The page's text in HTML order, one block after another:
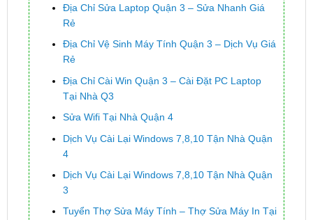
Địa Chỉ Sửa Laptop Quận 3 – Sửa Nhanh Giá
Rẻ
Địa Chỉ Vệ Sinh Máy Tính Quận 3 – Dịch Vụ Giá
Rẻ
Địa Chỉ Cài Win Quận 3 – Cài Đặt PC Laptop
Tại Nhà Q3
Sửa Wifi Tại Nhà Quận 4
Dịch Vụ Cài Lại Windows 7,8,10 Tận Nhà Quận
4
Dịch Vụ Cài Lại Windows 7,8,10 Tận Nhà Quận
3
Tuyển Thợ Sửa Máy Tính – Thợ Sửa Máy In Tại